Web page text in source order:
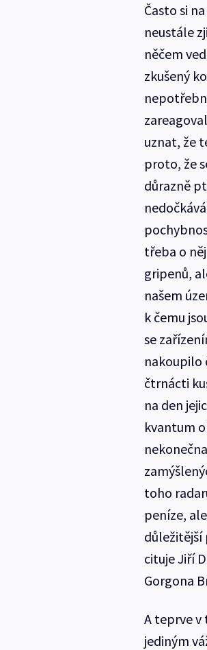
Často si
neustále
něčem
zkušený
uznat, že
proto, že
důrazně
třeba o
gripenů,
našem
k čemu
se
nakoupilo
čtrnácti
na den
kvantum
toho
peníze,
důležitější
cituje Jiří
Gorgona
A teprve v
jediným